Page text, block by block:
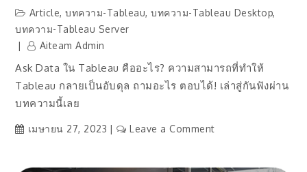
Article,บทความ-Tableau,บทความ-Tableau Desktop,
บทความ-Tableau Server
Aiteam Admin
Ask Data ใน Tableau คืออะไร? ความสามารถที่ทำให้
Tableau กลายเป็นอับดุล ถามอะไร ตอบได้! เล่าสู่กันฟังผ่าน
บทความนี้เลย
เมษายน 27, 2023 Leave a Commenton